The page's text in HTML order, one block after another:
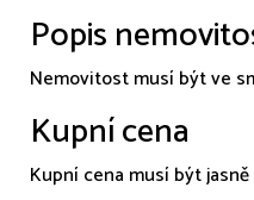
Popis
Nemovitost musí být ve
Kupní cena
Kupní cena musí být